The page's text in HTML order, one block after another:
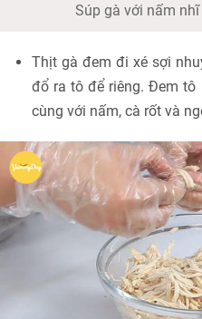
Súp gà với nấm
Thịt gà đem đi xé sợi
đổ ra tô để riêng. Đem
cùng với nấm, cà rốt và